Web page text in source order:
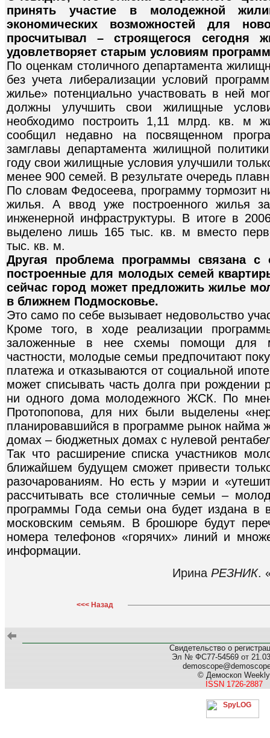
принять участие в молодежной
экономических возможностей для
просчитывал – строящегося сегодня
удовлетворяет старым условиям
По оценкам столичного департамента
без учета либерализации условий
жилье» потенциально участвовать в ней
должны улучшить свои жилищные
необходимо построить 1,11 млрд. кв. м
сообщил недавно на посвященном
замглавы департамента жилищной
году свои жилищные условия улучшили
менее 900 семей. В результате очередь
По словам Федосеева, программу тормозит
жилья. А ввод уже построенного жилья
инженерной инфраструктуры. В итоге в
выделено лишь 165 тыс. кв. м вместо
тыс. кв. м.
Другая проблема программы связана
построенные для молодых семей
сейчас город может предложить жилье
в ближнем Подмосковье.
Это само по себе вызывает недовольство
Кроме того, в ходе реализации
заложенные в нее схемы помощи для
частности, молодые семьи предпочитают
платежа и отказываются от социальной
может списывать часть долга при рождении
ни одного дома молодежного ЖСК. По
Протопопова, для них были выделены
планировавшийся в программе рынок найма
домах – бюджетных домах с нулевой
Так что расширение списка участников
ближайшем будущем сможет привести
разочарованиям. Но есть у мэрии и
рассчитывать все столичные семьи –
программы Года семьи она будет издана
московским семьям. В брошюре будут
номера телефонов «горячих» линий и
информации.
Ирина РЕЗНИК.
<<< Назад
Свидетельство о
Эл № ФС77-54569 от
© Демоскоп Weekly
ISSN 1726-2887